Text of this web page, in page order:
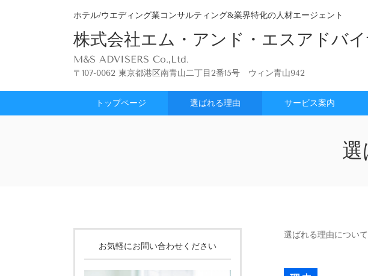
ホテル/ウエディング業コンサルティング&業界特化の人材エージェント
株式会社エム・アンド・エスアドバ
M&S ADVISERS Co.,Ltd.
〒107-0062 東京都港区南青山二丁目2番15号 ウィン青山942
トップページ 選ばれる理由 サービス案内
選
選ばれる理由について
お気軽にお問い合わせください